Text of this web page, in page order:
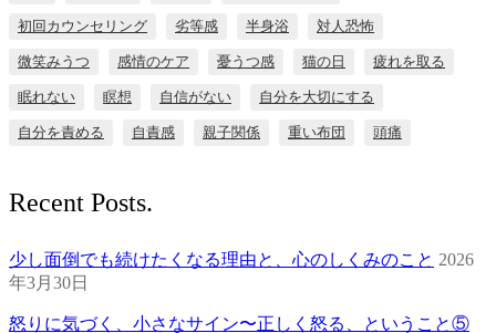
初回カウンセリング 劣等感 半身浴 対人恐怖
微笑みうつ 感情のケア 憂うつ感 猫の日 疲れを取る
眠れない 瞑想 自信がない 自分を大切にする
自分を責める 自責感 親子関係 重い布団 頭痛
Recent Posts.
少し面倒でも続けたくなる理由と、心のしくみのこと 2026
年3月30日
怒りに気づく、小さなサイン〜正しく怒る、ということ⑤